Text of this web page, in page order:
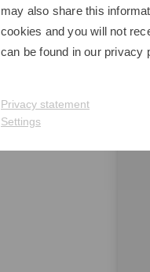
-33%
may also share this
cookies and you will not
can be found in our privacy
Privacy statement
Settings